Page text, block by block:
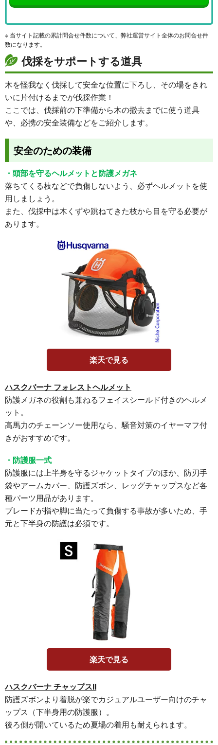
※ 当サイト記載の累計問合せ件数について、弊社運営サイト全体のお問合せ件
数になります。
伐採をサポートする道具
木を怪我なく伐採して安全な位置に下ろし、その場をきれ
いに片付けるまでが伐採作業！
ここでは、伐採前の下準備から木の撤去までに使う道具
や、必携の安全装備などをご紹介します。
安全のための装備
・頭部を守るヘルメットと防護メガネ
落ちてくる枝などで負傷しないよう、必ずヘルメットを使
用しましょう。
また、伐採中は木くずや跳ねてきた枝から目を守る必要が
あります。
楽天で見る
ハスクバーナ フォレストヘルメット
防護メガネの役割も兼ねるフェイスシールド付きのヘルメ
ット。
高馬力のチェーンソー使用なら、騒音対策のイヤーマフ付
きがおすすめです。
・防護服一式
防護服には上半身を守るジャケットタイプのほか、防刃手
袋やアームカバー、防護ズボン、レッグチャップスなど各
種パーツ用品があります。
ブレードが指や脚に当たって負傷する事故が多いため、手
元と下半身の防護は必須です。
楽天で見る
ハスクバーナ チャップスII
防護ズボンより着脱が楽でカジュアルユーザー向けのチャ
ップス（下半身用の防護服）。
後ろ側が開いているため夏場の着用も耐えられます。